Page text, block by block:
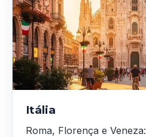
Itália
Roma, Florença e